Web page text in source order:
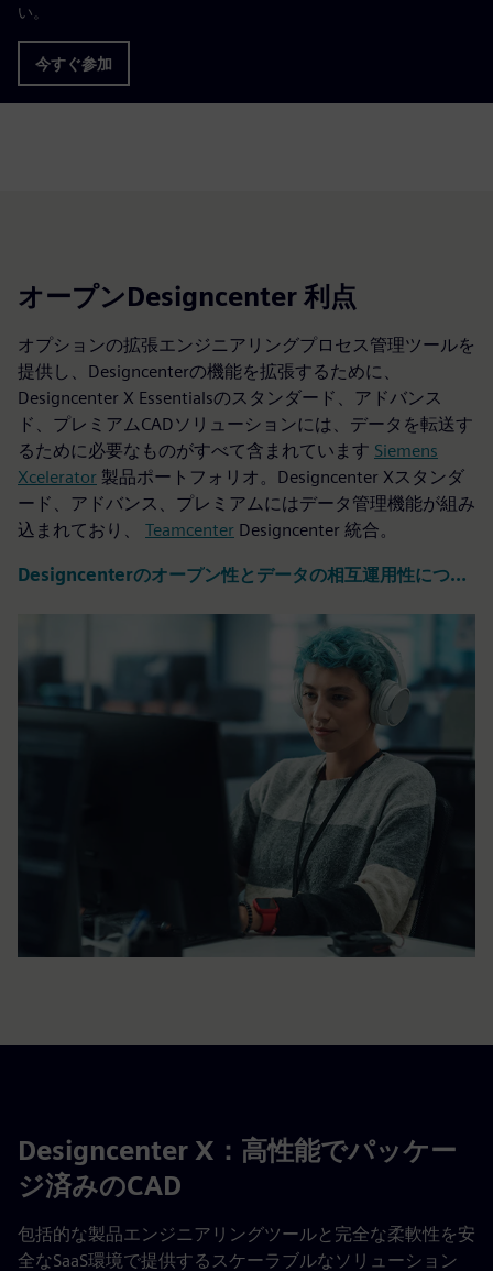
い。
今すぐ参加
オープンDesigncenter 利点
オプションの拡張エンジニアリングプロセス管理ツールを
提供し、Designcenterの機能を拡張するために、
Designcenter X Essentialsのスタンダード、アドバンス
ド、プレミアムCADソリューションには、データを転送す
るために必要なものがすべて含まれています Siemens
Xcelerator 製品ポートフォリオ。Designcenter Xスタンダ
ード、アドバンス、プレミアムにはデータ管理機能が組み
込まれており、 Teamcenter Designcenter 統合。
Designcenterのオープン性とデータの相互運用性についてもっと学びましょう
Designcenter X：高性能でパッケー
ジ済みのCAD
包括的な製品エンジニアリングツールと完全な柔軟性を安
全なSaaS環境で提供するスケーラブルなソリューション